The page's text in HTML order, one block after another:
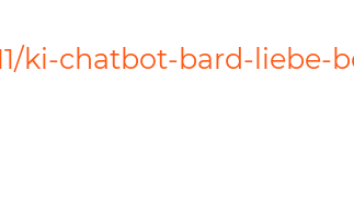
ki-chatbot-bard-liebe-